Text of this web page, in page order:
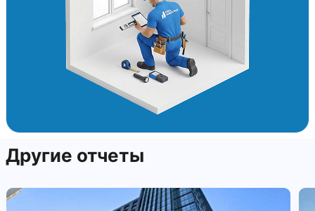
Другие отчеты